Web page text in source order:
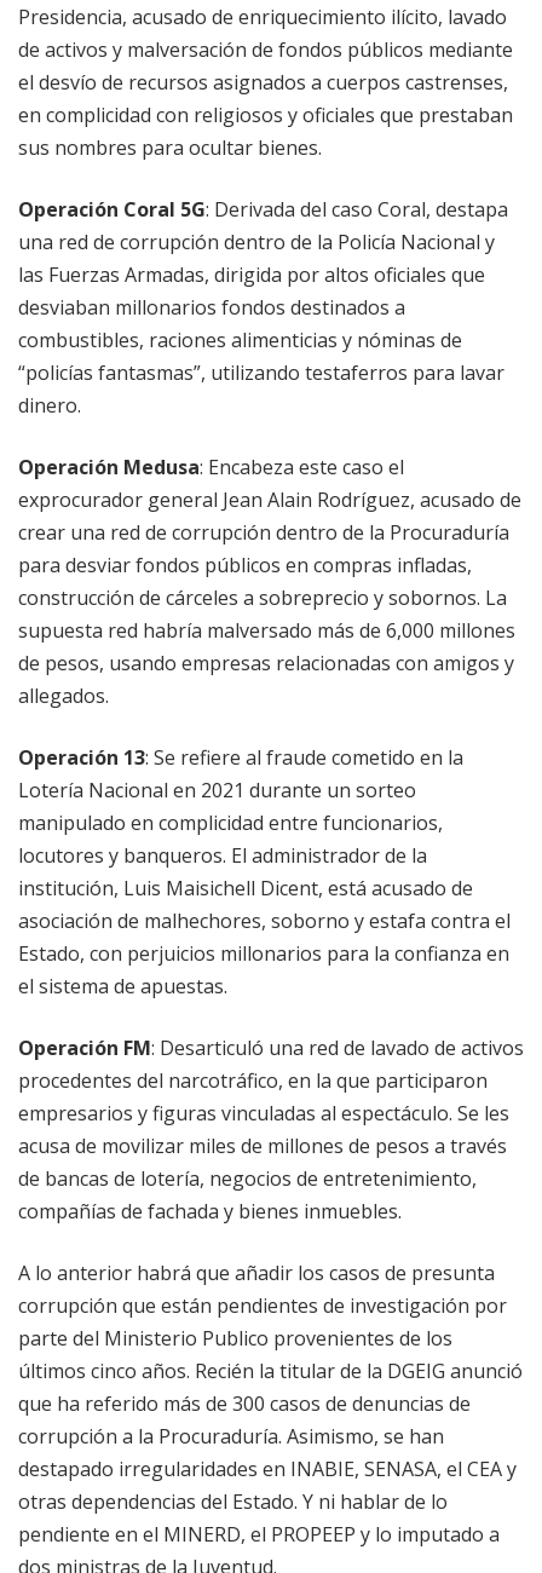
Presidencia, acusado de enriquecimiento ilícito, lavado
de activos y malversación de fondos públicos mediante
el desvío de recursos asignados a cuerpos castrenses,
en complicidad con religiosos y oficiales que prestaban
sus nombres para ocultar bienes.
Operación Coral 5G: Derivada del caso Coral, destapa
una red de corrupción dentro de la Policía Nacional y
las Fuerzas Armadas, dirigida por altos oficiales que
desviaban millonarios fondos destinados a
combustibles, raciones alimenticias y nóminas de
“policías fantasmas”, utilizando testaferros para lavar
dinero.
Operación Medusa: Encabeza este caso el
exprocurador general Jean Alain Rodríguez, acusado de
crear una red de corrupción dentro de la Procuraduría
para desviar fondos públicos en compras infladas,
construcción de cárceles a sobreprecio y sobornos. La
supuesta red habría malversado más de 6,000 millones
de pesos, usando empresas relacionadas con amigos y
allegados.
Operación 13: Se refiere al fraude cometido en la
Lotería Nacional en 2021 durante un sorteo
manipulado en complicidad entre funcionarios,
locutores y banqueros. El administrador de la
institución, Luis Maisichell Dicent, está acusado de
asociación de malhechores, soborno y estafa contra el
Estado, con perjuicios millonarios para la confianza en
el sistema de apuestas.
Operación FM: Desarticuló una red de lavado de activos
procedentes del narcotráfico, en la que participaron
empresarios y figuras vinculadas al espectáculo. Se les
acusa de movilizar miles de millones de pesos a través
de bancas de lotería, negocios de entretenimiento,
compañías de fachada y bienes inmuebles.
A lo anterior habrá que añadir los casos de presunta
corrupción que están pendientes de investigación por
parte del Ministerio Publico provenientes de los
últimos cinco años. Recién la titular de la DGEIG anunció
que ha referido más de 300 casos de denuncias de
corrupción a la Procuraduría. Asimismo, se han
destapado irregularidades en INABIE, SENASA, el CEA y
otras dependencias del Estado. Y ni hablar de lo
pendiente en el MINERD, el PROPEEP y lo imputado a
dos ministras de la Juventud.